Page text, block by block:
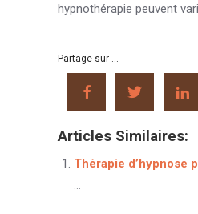
hypnothérapie peuvent
Partage sur ...
Articles Similaires:
Thérapie d’hypnose
...